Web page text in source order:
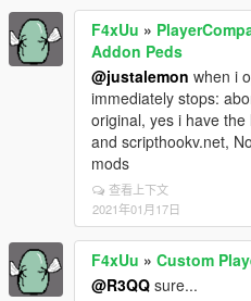
F4xUu »
Addon Peds
@justalemon when i
immediately stops:
original, yes i have
and scripthookv.net,
mods
查看上下文
2021年01月17日
F4xUu » Custom
@R3QQ sure...